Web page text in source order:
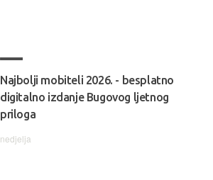
Najbolji mobiteli 2026. - besplatno
digitalno izdanje Bugovog ljetnog
priloga
nedjelja